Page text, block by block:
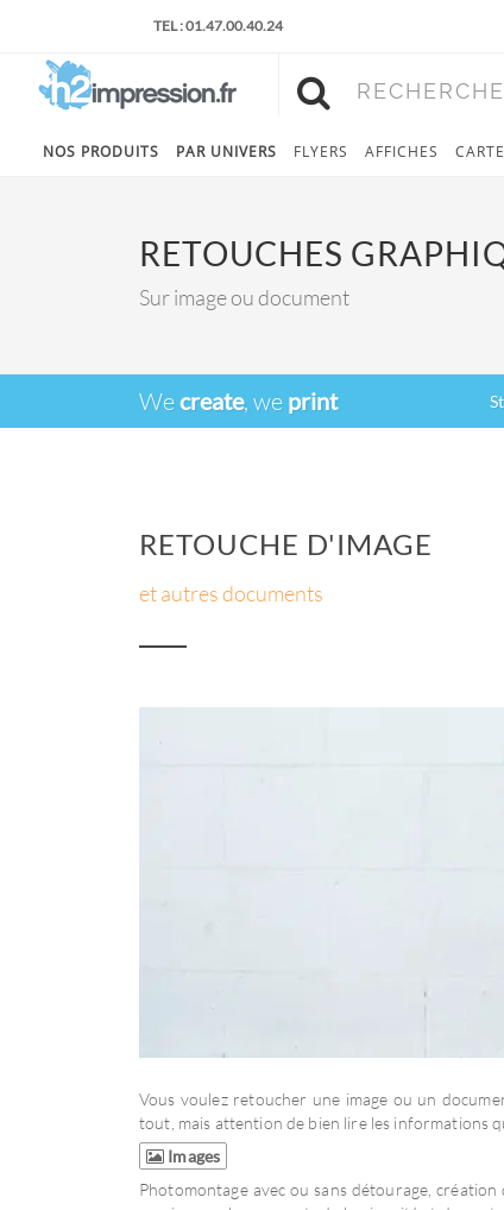
TEL : 01.47.00.40.24
NOS PRODUITS PAR UNIVERS FLYERS AFFICHES
RETOUCHES
Sur image ou document
Wecreate, we print
RETOUCHE D'IMAGE
et autres documents
Vous voulez retoucher une image ou un
tout, mais attention de bien lire les informations
Images
Photomontage avec ou sans détourage,